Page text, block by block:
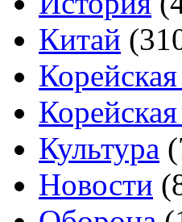
Китай
Культура
Новости